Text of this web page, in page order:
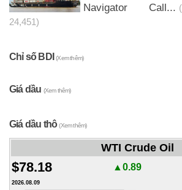
Navigator Call...
24,451)
Chỉ số BDI(Xem thêm)
Giá dầu (Xem thêm)
Giá dầu thô(Xem thêm)
WTI Crude Oil
$78.18 ▲0.89
2026.08.09